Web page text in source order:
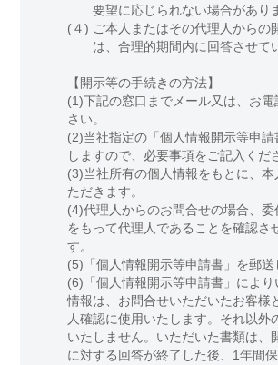
要望に応じられない場合があり
(４) ご本人またはその代理人からの
は、合理的期間内に回答させて
【開示等の手続きの方法】
(1)下記の窓口までメール又は、お
さい。
(2)当社指定の「個人情報開示等申請
しますので、必要事項をご記入くだ
(3)当社所有の個人情報をもとに、本
ただきます。
(4)代理人からのお問合せの場合、委
をもって代理人であることを確認さ
す。
(5)「個人情報開示等申請書」を郵送
(6)「個人情報開示等申請書」により
情報は、お問合せいただいたお客様
人確認に使用いたします。それ以外
いたしません。いただいた書類は、
に対する回答が終了した後、1年間